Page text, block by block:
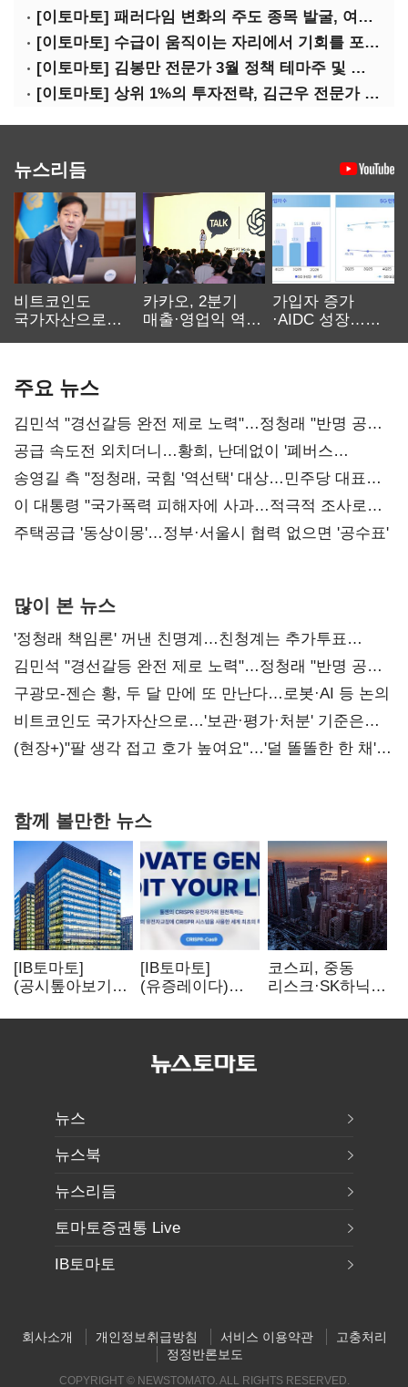
[이토마토] 패러다임 변화의 주도 종목 발굴, 여인수 전문가 투자클럽
[이토마토] 수급이 움직이는 자리에서 기회를 포착하다, 김형일 전문가 투자클럽
[이토마토] 김봉만 전문가 3월 정책 테마주 및 제약 바이오 선취매 전략 아카데미 3/5(목) 2부 진행
[이토마토] 상위 1%의 투자전략, 김근우 전문가 투자클럽에서 확인하세요
뉴스리듬
비트코인도
국가자산으로…'
카카오, 2분기
매출·영업익 역대
가입자 증가
·AIDC 성장…
주요 뉴스
김민석 "경선갈등 완전 제로 노력"…정청래 "반명 공세
사과부터"
공급 속도전 외치더니…황희, 난데없이 '폐버스
리모델링' 제안
송영길 측 "정청래, 국힘 '역선택' 대상…민주당 대표로
총선 지휘 못해"
이 대통령 "국가폭력 피해자에 사과…적극적 조사로
진실 밝혀야"
주택공급 '동상이몽'…정부·서울시 협력 없으면 '공수표'
많이 본 뉴스
'정청래 책임론' 꺼낸 친명계…친청계는 추가투표
때리기
김민석 "경선갈등 완전 제로 노력"…정청래 "반명 공세
사과부터"
구광모-젠슨 황, 두 달 만에 또 만난다…로봇·AI 등 논의
비트코인도 국가자산으로…'보관·평가·처분' 기준은
숙제
(현장+)"팔 생각 접고 호가 높여요"…'덜 똘똘한 한 채'
함께 볼만한 뉴스
[IB토마토]
(공시톺아보기)
바로 매출로
[IB토마토]
(유증레이다)
3분의 1 토막…
비용부터 챙긴다
코스피, 중동
리스크·SK하닉
뒷걸음
뉴스
뉴스북
뉴스리듬
토마토증권통 Live
IB토마토
회사소개 개인정보취급방침 서비스 이용약관
고충처리
정정반론보도
COPYRIGHT © NEWSTOMATO. ALL RIGHTS RESERVED.